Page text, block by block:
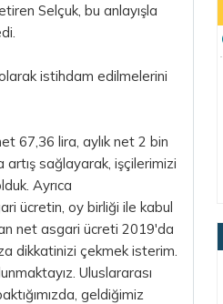
Selçuk, bu anlayışla
istihdam edilmelerini
67,36 lira, aylık net 2 bin
sağlayarak, işçilerimizi
Ayrıca
ücretin, oy birliği ile kabul
net asgari ücreti 2019'da
dikkatinizi çekmek isterim.
Uluslararası
geldiğimiz